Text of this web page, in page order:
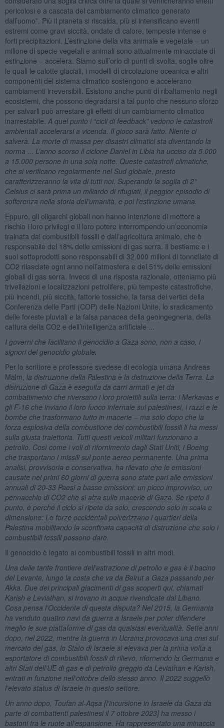
pericolosi e a cascata del cambiamento climatico generato
dall’uomo”. Più il pianeta si riscalda, più si intensificano eventi
estremi come gravi siccità, ondate di calore, tempeste intense e
forti precipitazioni. L’estinzione della vita animale e vegetale – un
milione di specie vegetali e animali sono attualmente minacciate di
estinzione – accelera. Siamo sull’orlo di punti di svolta, soglie oltre
le quali le calotte glaciali, i modelli di circolazione oceanica e altri
componenti del sistema climatico sostengono e accelerano
cambiamenti irreversibili. Esistono anche punti di ribaltamento negli
ecosistemi, che possono degradarsi a tal punto che nessuno sforzo
per salvarli può arrestare gli effetti di un cambiamento climatico
inarrestabile. A quel punto i “cicli di feedback” vedono le catastrofi
ambientali accelerarsi a vicenda. Il gioco sarà fatto. Niente ci
salverà. La morte di massa per disastri climatici sta diventando la
norma ... L’anno scorso il ciclone Daniel in Libia ha ucciso da 5.000
a 15.000 persone in una sola notte. Queste catastrofi climatiche,
che si verificano regolarmente nel Sud globale, presto
caratterizzeranno la vita di tutti noi. Superando la soglia di 2°
Celsius ci sarà prima un miliardo di rifugiati, il peggior episodio di
sofferenza nella storia dell’umanità, e poi l’estinzione umana.
Eppure, gli oligarchi globali non hanno intenzione di mettere a
rischio i loro privilegi e il loro potere interrompendo un’economia
trainata dai combustibili fossili e dall’agricoltura animale, che è
responsabile del 18% delle emissioni di gas serra. Il bestiame e i
suoi sottoprodotti sono responsabili di 32.000 milioni di tonnellate di
CO2 rilasciate ogni anno nell’atmosfera e del 51% delle emissioni
globali di gas serra. Invece di una risposta razionale, otteniamo più
trivellazioni e localizzazioni petrolifere, più tempeste catastrofiche,
più incendi, più siccità, fattorie tossiche, la farsa dei vertici della
Conferenza delle Parti (COP) delle Nazioni Unite, lo sradicamento
delle foreste pluviali e la falsa panacea della geoingegneria, della
cattura della CO2 e dell’intelligenza artificiale ...
I governi che facilitano il genocidio a Gaza sono, non a caso, i
signori del genocidio globale.
Per lo scrittore e professore svedese di ecologia umana Andreas
Malm, la distruzione della Palestina è la distruzione della Terra. La
distruzione di Gaza è eseguita da carri armati e jet da
combattimento che riversano i loro proiettili sulla terra: i Merkavas e
gli F-16 che inviano il loro fuoco infernale sui palestinesi, i razzi e le
bombe che trasformano tutto in macerie – ma solo dopo che la
forza esplosiva della combustione dei combustibili fossili li ha messi
sulla giusta traiettoria. Tutti questi veicoli militari funzionano a
petrolio. Così come i voli di rifornimento dagli Stati Uniti, i Boeing
che trasportano i missili sul ponte aereo permanente. Una prima
analisi, provvisoria e conservativa, ha rilevato che le emissioni
causate nei primi 60 giorni di guerra sono state pari alle emissioni
annuali di 20-33 Paesi a basse emissioni: un picco improvviso, un
pennacchio di CO2 che si alza sulle macerie di Gaza. Se ripeto il
punto, è perché il ciclo si ripete da solo, crescendo solo in scala e
dimensione: Le forze occidentali polverizzano i quartieri della
Palestina mobilitando la sconfinata capacità di distruzione che solo i
combustibili fossili possono dare.
Il genocidio è legato ai combustibili fossili in altri modi.
Una delle tante frontiere dell’estrazione di petrolio e gas è il bacino
del Levante, lungo la costa che va da Beirut a Gaza passando per
Akka. Due dei principali giacimenti di gas scoperti qui, chiamati
Karish e Leviathan, si trovano in acque rivendicate dal Libano.
Cosa pensa l’Occidente di questa disputa? Nel 2015, la Germania
ha venduto quattro navi da guerra a Israele per poter difendere
meglio le sue piattaforme di gas da qualsiasi eventualità. Sette anni
dopo, nel 2022, mentre la guerra in Ucraina provocava una crisi sul
mercato del gas, lo Stato di Israele si elevava per la prima volta a
esportatore di combustibili fossili di rilievo, rifornendo la Germania e
altri Stati dell’UE di gas e di petrolio greggio da Leviathan e Karish,
entrati in funzione nell’ottobre dello stesso anno. Il 2022 suggellò
l’elevato status di Israele in questo settore.
Un anno dopo, Toufan al-Aqsa [l’incursione in Israele da Gaza da
parte di combattenti palestinesi il 7 ottobre 2023] ha messo i
bastoni tra le ruote all’espansione. Ha rappresentato una minaccia